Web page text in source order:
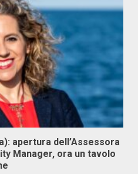
apertura dell’Assessora
Manager, ora un tavolo